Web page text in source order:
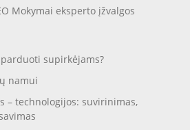
Mokymai eksperto įžvalgos
supirkėjams?
namui
– technologijos: suvirinimas,